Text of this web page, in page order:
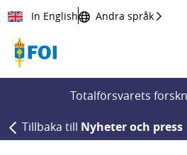
Till innehållet
In English Andra språk
Totalförsvarets
Tillbaka till Nyheter och press